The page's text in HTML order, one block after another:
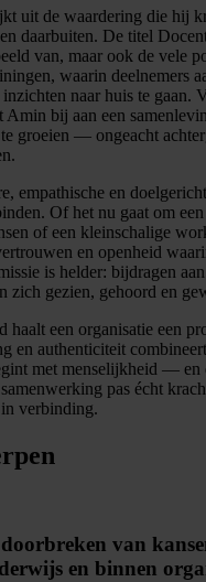
uit de waardering die hij
daarbuiten. De titel
van, maar ook de vele
waarin deelnemers
naar huis te gaan.
Amin bij aan een
groeien — ongeacht
empathische en
Of het nu gaat om
of een kleinschalige
en openheid
is helder: bijdragen
zich gezien, gehoord en
haalt een organisatie een
en authenticiteit
met menselijkheid — en
pas écht
verbinding.
van
en binnen